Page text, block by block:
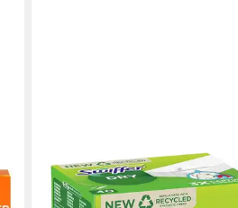
SWIFFER
SWIFFER Sweeper
Stück Nachfüllpackung